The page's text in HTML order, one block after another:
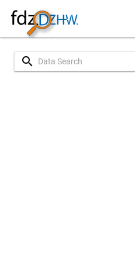
search